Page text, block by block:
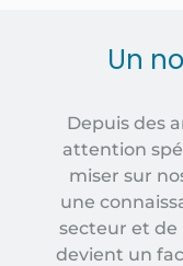
Un
Depuis des
attention
miser sur
une
secteur et de
devient un